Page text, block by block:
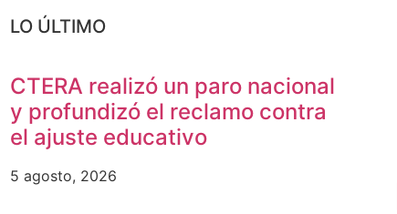
LO ÚLTIMO
CTERA realizó un paro nacional
y profundizó el reclamo contra
el ajuste educativo
5 agosto, 2026